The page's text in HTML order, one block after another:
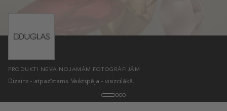
PRODUKTI NEVAINOJAMĀM FOTOGRĀFIJĀM
Dizains – atpazīstams. Veiktspēja – visizcilākā.